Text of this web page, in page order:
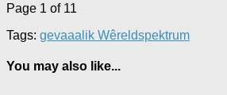
Page 1 of 11
Tags: gevaaalik Wêreldspektrum
You may also like...